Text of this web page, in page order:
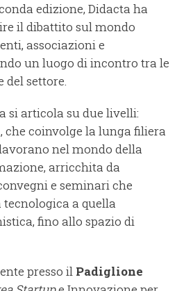
edizione, Didacta ha
il dibattito sul mondo
associazioni e
un luogo di incontro tra le
del settore.
si articola su due livelli:
che coinvolge la lunga filiera
nel mondo della
arricchita da
e seminari che
tecnologica a quella
fino allo spazio di
presso il Padiglione